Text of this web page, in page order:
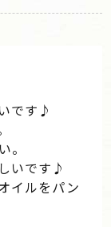
です♪
。
いです♪
イルをパン